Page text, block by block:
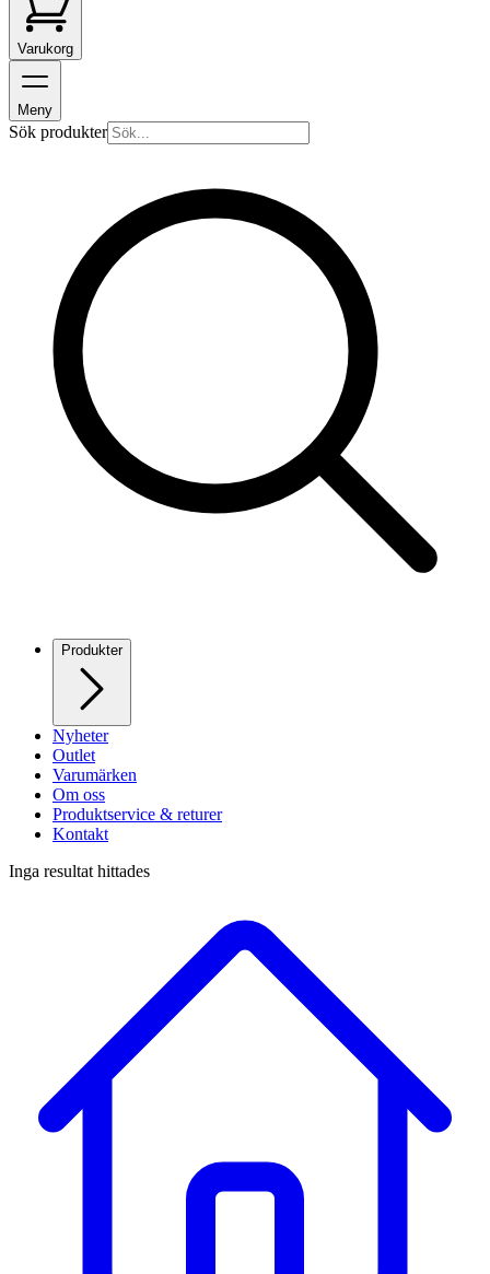
Varukorg
Meny
Sök produkter
Produkter
Nyheter
Outlet
Varumärken
Om oss
Produktservice & returer
Kontakt
Inga resultat hittades